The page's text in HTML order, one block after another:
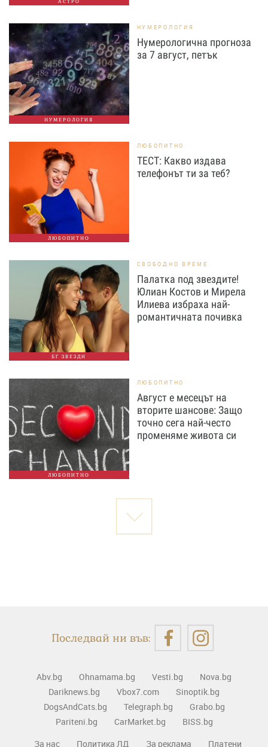
НУМЕРОЛОГИЯ
НУМЕРОЛОГИЯ
Нумерологична прогноза
за 7 август, петък
ЛЮБОПИТНО
ЛЮБОПИТНО
ТЕСТ: Какво издава
телефонът ти за теб?
БГ ЗВЕЗДИ
СВОБОДНО ВРЕМЕ
Палатка под звездите!
Юлиан Костов и Мирела
Илиева избраха най-
романтичната почивка
ЛЮБОПИТНО
ЛЮБОПИТНО
Август е месецът на
вторите шансове: Защо
точно сега най-често
променяме живота си
Последвай ни във:
Abv.bg Ohnamama.bg Vesti.bg
Nova.bg
Dariknews.bg
Vbox7.com
Sinoptik.bg
DogsAndCats.bg
Telegraph.bg
Grabo.bg
Pariteni.bg
CarMarket.bg
BISS.bg
За нас
Политика ЛД За реклама Платени